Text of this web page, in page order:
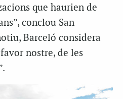
que haurien de
conclou San
Barceló considera
nostre, de les